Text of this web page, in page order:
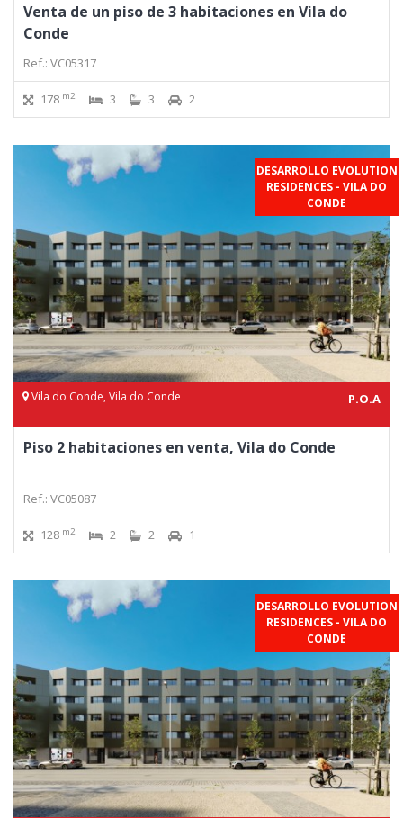
Venta de un piso de 3 habitaciones en Vila do
Conde
Ref.: VC05317
178 m2 3 3 2
DESARROLLO EVOLUTION
RESIDENCES - VILA DO
CONDE
Vila do Conde, Vila do Conde P.O.A
Piso 2 habitaciones en venta, Vila do Conde
Ref.: VC05087
128 m2 2 2 1
DESARROLLO EVOLUTION
RESIDENCES - VILA DO
CONDE